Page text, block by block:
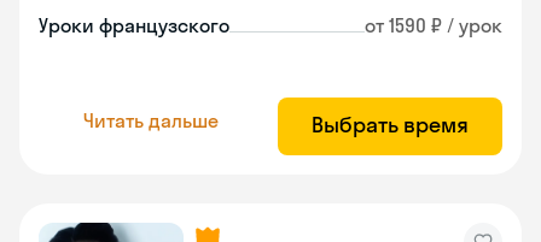
Уроки французского от 1590 ₽ / урок
Читать дальше Выбрать время